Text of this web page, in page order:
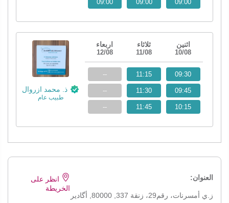
09:00
09:00
09:00
ذ. محمد ازروال
طبيب عام
اثنين
10/08
ثلاثاء
11/08
اربعاء
12/08
09:30
09:45
10:15
11:15
11:30
11:45
--
--
--
العنوان:
ز.ي أمسرنات، رقم29، زنقة 337, 80000, أگادير
انظر على
الخريطة